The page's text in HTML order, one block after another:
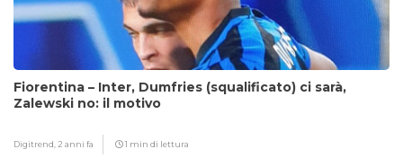
Fiorentina – Inter, Dumfries (squalificato) ci sarà,
Zalewski no: il motivo
Digitrend, 2 anni fa 1 min di lettura